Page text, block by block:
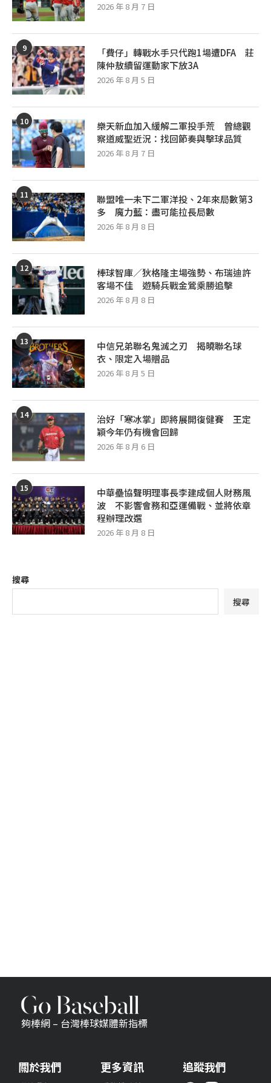
2026 年 8 月 7 日
9
「費仔」轉戰水手只代跑1場遭DFA 莊
陳仲敖續留運動家下放3A
2026 年 8 月 5 日
10
樂天新血加入緩解二軍投手荒 曾總觀
察道威聖近況：找回節奏與擊球品質
2026 年 8 月 7 日
11
聯盟唯一未下二軍洋投、2年來局數第3
多 魔力藍：盡可能拉長局數
2026 年 8 月 8 日
12
棒球智庫／狄格隆主場強勢、布瑞迪許
客場不佳 遊騎兵戰金鶯乘勝追擊
2026 年 8 月 8 日
13
中信兄弟聯名鬼滅之刃 揭曉聯名球
衣、限定入場贈品
2026 年 8 月 5 日
14
治好「寒冰掌」即將展開復健賽 王定
穎今年仍有機會回歸
2026 年 8 月 6 日
15
中華壘協聲明理事長李建成個人財務風
波 不影響會務和亞運備戰、並將依章
程辦理改選
2026 年 8 月 8 日
搜尋
搜尋
夠棒網 – 台灣棒球媒體新指標
關於我們 更多資訊 追蹤我們